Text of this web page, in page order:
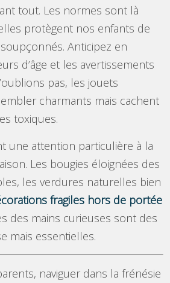
tout. Les normes sont là
protègent nos enfants de
Anticipez en
d’âge et les avertissements
pas, les jouets
charmants mais cachent
toxiques.
une attention particulière à la
Les bougies éloignées des
les verdures naturelles bien
fragiles hors de portée
des mains curieuses sont des
mais essentielles.
naviguer dans la frénésie